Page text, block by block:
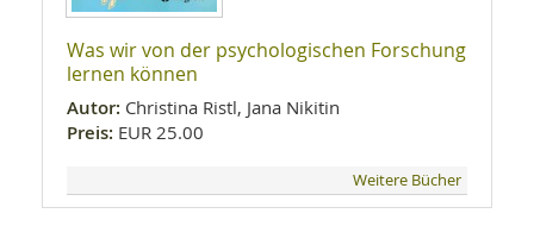
Was wir von der psychologischen Forschung
lernen können
Autor: Christina Ristl, Jana Nikitin
Preis: EUR 25.00
Weitere Bücher